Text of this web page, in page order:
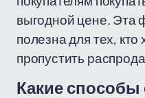
выгодной цене. Эта
полезна для тех, кто
пропустить
Какие способы